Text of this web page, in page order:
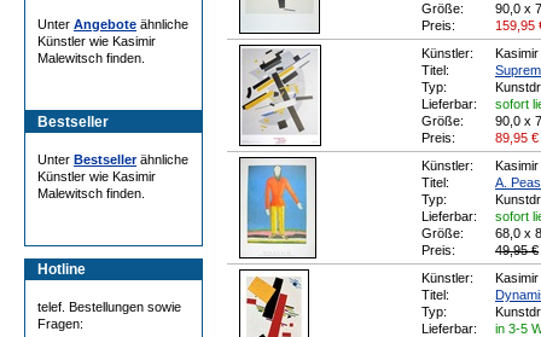
Unter Angebote ähnliche
Künstler wie Kasimir
Malewitsch finden.
Bestseller
Unter Bestsellerähnliche
Künstler wie Kasimir
Malewitsch finden.
Hotline
telef. Bestellungen sowie
Fragen:
Größe:
90,0 x
Preis:
159,95
Künstler:
Titel:
Typ:
Lieferbar:
sofort
Größe:
90,0 x
Preis:
89,95 €
Künstler:
Titel:
A.
Typ:
Lieferbar:
sofort
Größe:
68,0 x
Preis:
49,95 €
Künstler:
Titel:
Typ:
Lieferbar:
in 3-5